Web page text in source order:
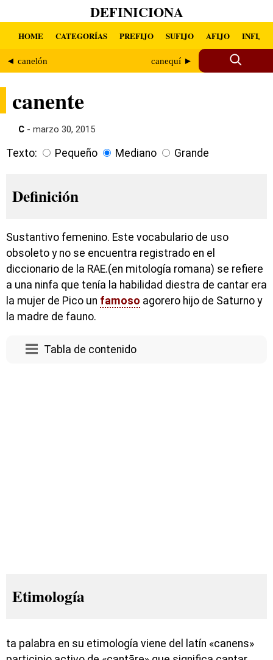
DEFINICIONA
HOME CATEGORÍAS PREFIJO SUFIJO AFIJO INFIJO
◄ canelón canequí ►
canente
C - marzo 30, 2015
Texto: Pequeño Mediano Grande
Definición
Sustantivo femenino. Este vocabulario de uso
obsoleto y no se encuentra registrado en el
diccionario de la RAE.(en mitología romana) se refiere
a una ninfa que tenía la habilidad diestra de cantar era
la mujer de Pico un famoso agorero hijo de Saturno y
la madre de fauno.
Tabla de contenido
Etimología
ta palabra en su etimología viene del latín «canens»